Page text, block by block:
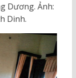
Dương. Ảnh:
Dinh.